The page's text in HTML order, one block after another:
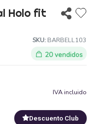
Holo fit
SKU: BARBELL103
20 vendidos
IVA incluido
Descuento Club